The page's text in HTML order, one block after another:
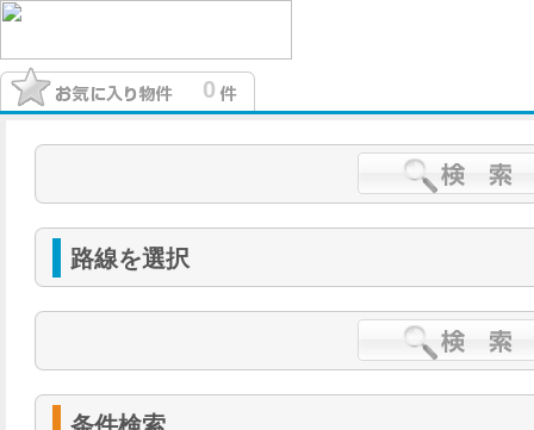
0
路線を選択